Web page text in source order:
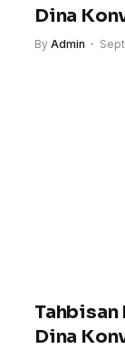
Dina
By Admin
Tahbisan
Dina